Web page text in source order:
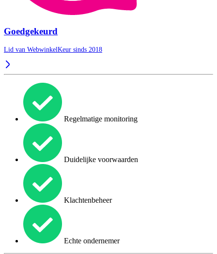
Goedgekeurd
Lid van WebwinkelKeur sinds 2018
Regelmatige monitoring
Duidelijke voorwaarden
Klachtenbeheer
Echte ondernemer